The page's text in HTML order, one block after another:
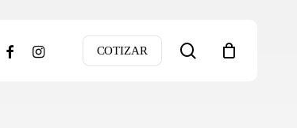
COTIZAR search
facebookinstagram